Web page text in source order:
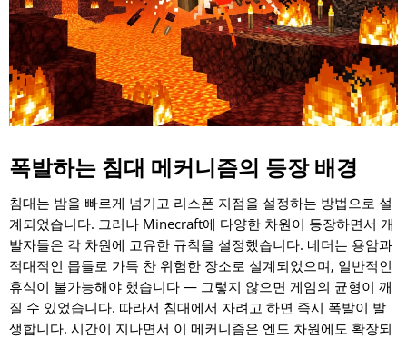
폭발하는 침대 메커니즘의 등장 배경
침대는 밤을 빠르게 넘기고 리스폰 지점을 설정하는 방법으로 설
계되었습니다. 그러나 Minecraft에 다양한 차원이 등장하면서 개
발자들은 각 차원에 고유한 규칙을 설정했습니다. 네더는 용암과
적대적인 몹들로 가득 찬 위험한 장소로 설계되었으며, 일반적인
휴식이 불가능해야 했습니다 — 그렇지 않으면 게임의 균형이 깨
질 수 있었습니다. 따라서 침대에서 자려고 하면 즉시 폭발이 발
생합니다. 시간이 지나면서 이 메커니즘은 엔드 차원에도 확장되